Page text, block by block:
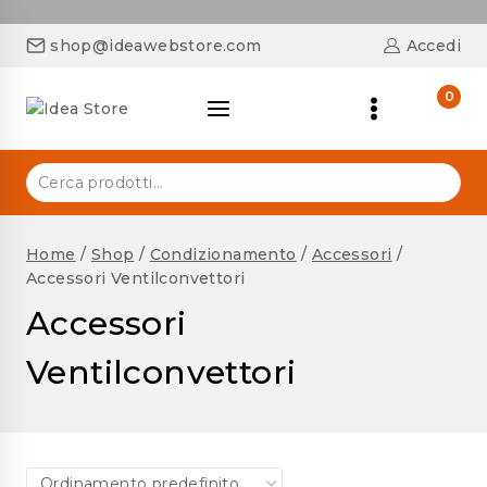
shop@ideawebstore.com Accedi
0
Home / Shop / Condizionamento / Accessori /
Accessori Ventilconvettori
Accessori
Ventilconvettori